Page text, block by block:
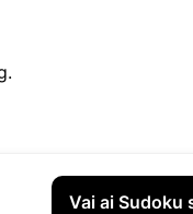
Vai ai Sudoku